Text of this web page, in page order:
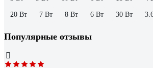
20 Вт 7 Вт 8 Вт 6 Вт 30 Вт
Популярные отзывы